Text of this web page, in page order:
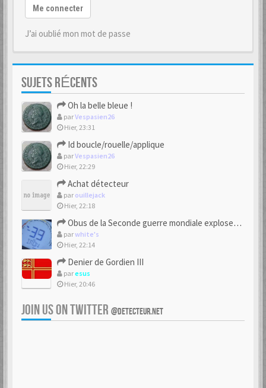
Me connecter
J’ai oublié mon mot de passe
SUJETS RÉCENTS
Oh la belle bleue !
parVespasien26
Hier, 23:31
Id boucle/rouelle/applique
parVespasien26
Hier, 22:29
Achat détecteur
par ouillejack
Hier, 22:18
Obus de la Seconde guerre mondiale explosent dans des champs.
parwhite's
Hier, 22:14
Denier de Gordien III
paresus
Hier, 20:46
JOIN US ON TWITTER @DETECTEUR.NET